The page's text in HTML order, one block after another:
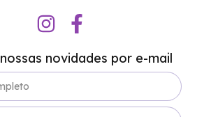
novidades por e-mail